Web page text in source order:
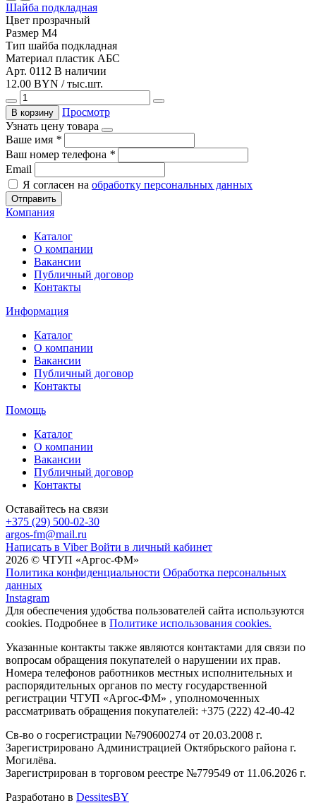
Шайба подкладная
Цвет прозрачный
Размер М4
Тип шайба подкладная
Материал пластик АБС
Арт. 0112 В наличии
12.00 BYN / тыс.шт.
В корзину
Просмотр
Узнать цену товара
Ваше имя *
Ваш номер телефона *
Email
Я согласен на обработку персональных данных
Отправить
Компания
Каталог
О компании
Вакансии
Публичный договор
Контакты
Информация
Каталог
О компании
Вакансии
Публичный договор
Контакты
Помощь
Каталог
О компании
Вакансии
Публичный договор
Контакты
Оставайтесь на связи
+375 (29) 500-02-30
argos-fm@mail.ru
Написать в Viber Войти в личный кабинет
2026 © ЧТУП «Аргос-ФМ»
Политика конфиденциальности Обработка персональных
данных
Instagram
Для обеспечения удобства пользователей сайта используются
cookies. Подробнее в Политике использования cookies.
Указанные контакты также являются контактами для связи по
вопросам обращения покупателей о нарушении их прав.
Номера телефонов работников местных исполнительных и
распорядительных органов по месту государственной
регистрации ЧТУП «Аргос-ФМ» , уполномоченных
рассматривать обращения покупателей: +375 (222) 42-40-42
Св-во о госрегистрации №790600274 от 20.03.2008 г.
Зарегистрировано Администрацией Октябрьского района г.
Могилёва.
Зарегистрирован в торговом реестре №779549 от 11.06.2026 г.
Разработано в DessitesBY